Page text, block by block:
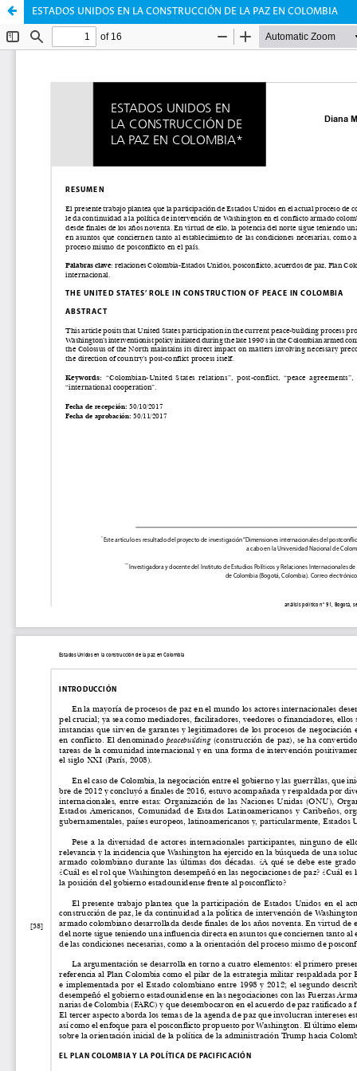
ESTADOS UNIDOS EN LA CONSTRUCCIÓN DE LA PAZ EN COLOMBIA